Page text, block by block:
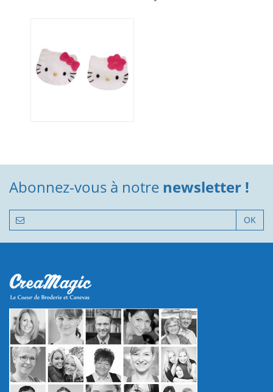
Abonnez-vous à notre newsletter !
OK